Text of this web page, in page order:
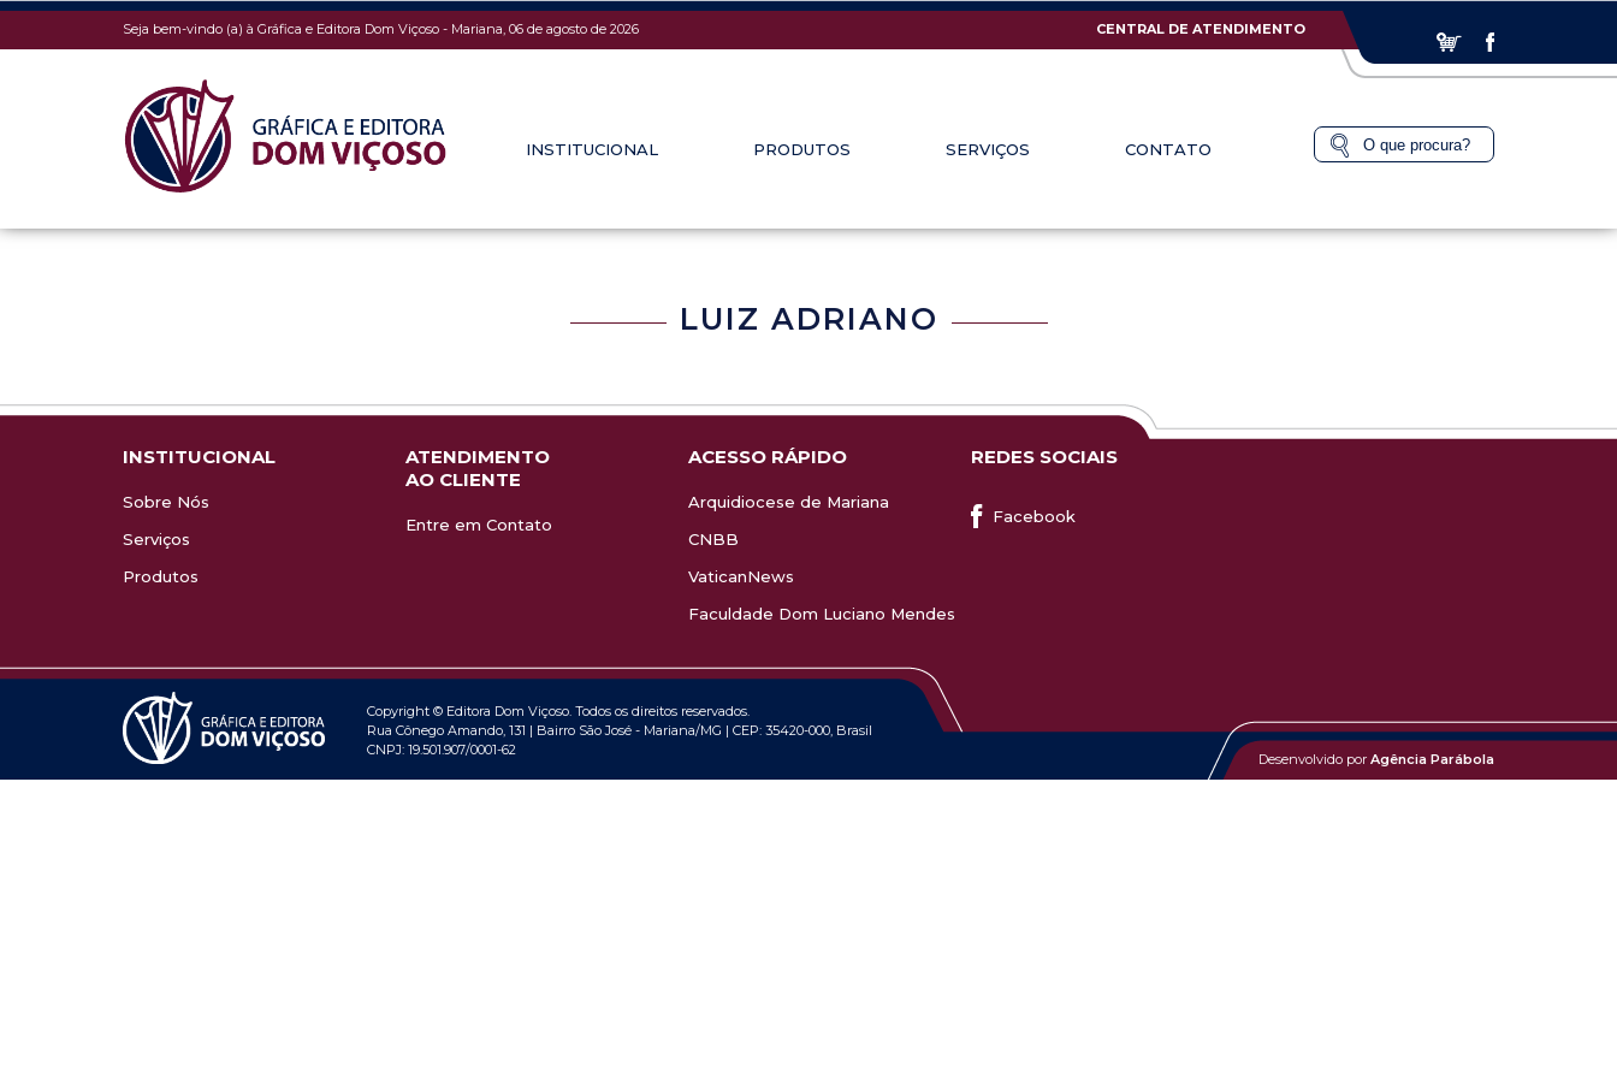
Seja bem-vindo (a) à Gráfica e Editora Dom Viçoso - Mariana, 06 de agosto de 2026 CENTRAL DE ATENDIMENTO
INSTITUCIONAL PRODUTOS SERVIÇOS CONTATO
LUIZ ADRIANO
INSTITUCIONAL
Sobre Nós
Serviços
Produtos
ATENDIMENTO
AO CLIENTE
Entre em Contato
ACESSO RÁPIDO
Arquidiocese de Mariana
CNBB
VaticanNews
Faculdade Dom Luciano Mendes
REDES SOCIAIS
Facebook
Copyright © Editora Dom Viçoso. Todos os direitos reservados.
Rua Cônego Amando, 131 | Bairro São José - Mariana/MG | CEP: 35420-000, Brasil
CNPJ: 19.501.907/0001-62
Desenvolvido por Agência Parábola